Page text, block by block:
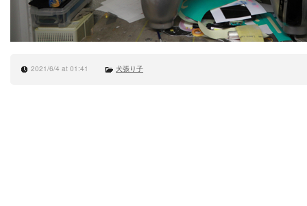
2021/6/4 at 01:41 犬張り子